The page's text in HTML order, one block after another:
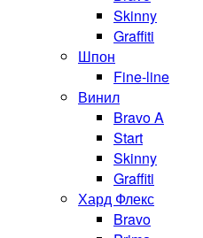
Skinny
Graffiti
Шпон
Fine-line
Винил
Bravo A
Start
Skinny
Graffiti
Хард Флекс
Bravo